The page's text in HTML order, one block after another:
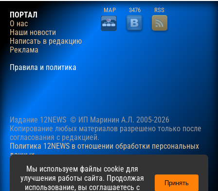
ПОРТАЛ
О нас
Наши новости
Написать в редакцию
Реклама
Правила и политика
MAP 3476 RSS
Издание 12NEWS © ИП Маринин А.Л. 2005-2026
Копирование любых материалов разрешено только после
согласования c редакцией.
Политика 12NEWS в отношении обработки персональных
данных
Наш сайт использует файлы cookie для учучшения
пользовательского опыта. Продолжая просматривать сайт,
вы соглашаетесь с нашейПолитикойв отношении файлов
Мы используем файлы cookie для
улучшения работы сайта. Продолжая
использование, вы соглашаетесь с
Принять